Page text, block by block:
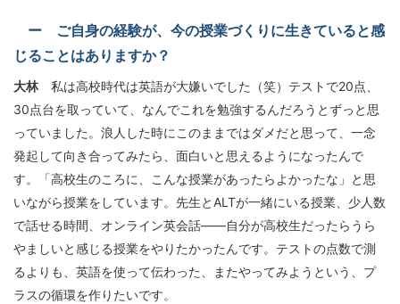
ー ご自身の経験が、今の授業づくりに生きていると感
じることはありますか？
大林私は高校時代は英語が大嫌いでした（笑）テストで20点、
30点台を取っていて、なんでこれを勉強するんだろうとずっと思
っていました。浪人した時にこのままではダメだと思って、一念
発起して向き合ってみたら、面白いと思えるようになったんで
す。「高校生のころに、こんな授業があったらよかったな」と思
いながら授業をしています。先生とALTが一緒にいる授業、少人数
で話せる時間、オンライン英会話——自分が高校生だったらうら
やましいと感じる授業をやりたかったんです。テストの点数で測
るよりも、英語を使って伝わった、またやってみようという、プ
ラスの循環を作りたいです。